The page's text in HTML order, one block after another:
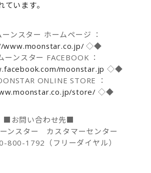
います。
ンスター ホームページ ：
www.moonstar.co.jp/◇◆
ンスター FACEBOOK ：
moonstar.jp ◇◆
ONLINE STORE ：
store/ ◇◆
■お問い合わせ先■
ンスター カスタマーセンター
800-1792（フリーダイヤル）